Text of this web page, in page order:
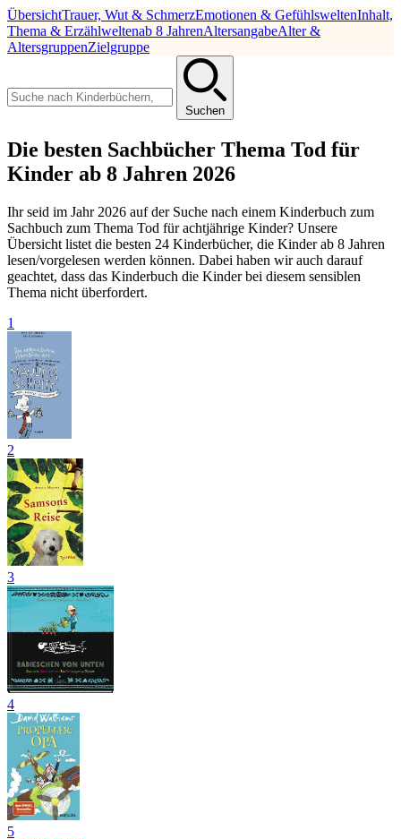
ÜbersichtTrauer, Wut & SchmerzEmotionen & GefühlsweltenInhalt,
Thema & Erzählweltenab 8 JahrenAltersangabeAlter &
AltersgruppenZielgruppe
Suchen
Die besten Sachbücher Thema Tod für
Kinder ab 8 Jahren 2026
Ihr seid im Jahr 2026 auf der Suche nach einem Kinderbuch zum
Sachbuch zum Thema Tod für achtjährige Kinder? Unsere
Übersicht listet die besten 24 Kinderbücher, die Kinder ab 8 Jahren
lesen/vorgelesen werden können. Dabei haben wir auch darauf
geachtet, dass das Kinderbuch die Kinder bei diesem sensiblen
Thema nicht überfordert.
1
2
3
4
5